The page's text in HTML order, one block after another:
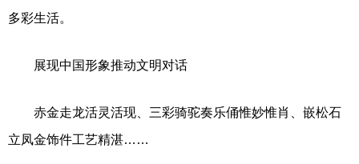
多彩生活。
展现中国形象推动文明对话
赤金走龙活灵活现、三彩骑驼奏乐俑惟妙惟肖、嵌松石
立凤金饰件工艺精湛……